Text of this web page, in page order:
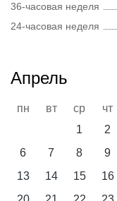
36-часовая неделя
24-часовая неделя
Апрель
пн вт ср чт
1
2
6
7 8 9
13
14 15 16